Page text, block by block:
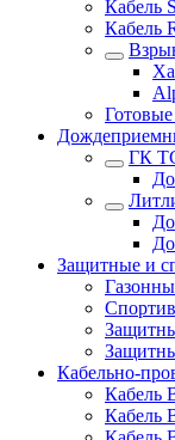
Кабель
Кабель
ГК
Защитные и
Кабельно-
Кабель
Кабель